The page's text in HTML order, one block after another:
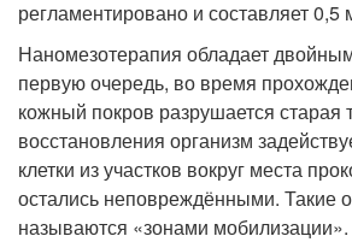
регламентировано и составляет 0,5
Наномезотерапия обладает
первую очередь, во время
кожный покров разрушается старая
восстановления организм
клетки из участков вокруг места
остались неповреждёнными. Такие
называются «зонами мобилизации».